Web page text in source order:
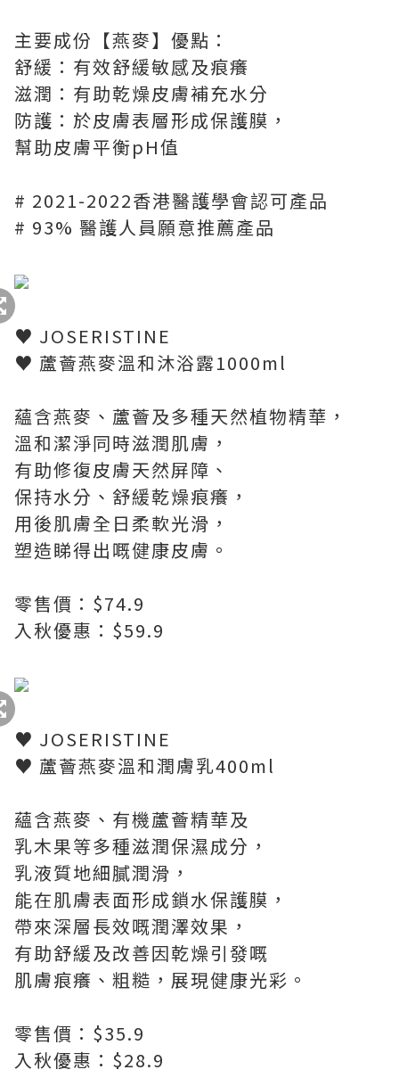
主要成份【燕麥】優點：
舒緩：有效舒緩敏感及痕癢
滋潤：有助乾燥皮膚補充水分
防護：於皮膚表層形成保護膜，
幫助皮膚平衡pH值
# 2021-2022香港醫護學會認可產品
# 93% 醫護人員願意推薦產品
♥ JOSERISTINE
♥ 蘆薈燕麥溫和沐浴露1000ml
蘊含燕麥、蘆薈及多種天然植物精華，
溫和潔淨同時滋潤肌膚，
有助修復皮膚天然屏障、
保持水分、舒緩乾燥痕癢，
用後肌膚全日柔軟光滑，
塑造睇得出嘅健康皮膚。
零售價：$74.9
入秋優惠：$59.9
♥ JOSERISTINE
♥ 蘆薈燕麥溫和潤膚乳400ml
蘊含燕麥、有機蘆薈精華及
乳木果等多種滋潤保濕成分，
乳液質地細膩潤滑，
能在肌膚表面形成鎖水保護膜，
帶來深層長效嘅潤澤效果，
有助舒緩及改善因乾燥引發嘅
肌膚痕癢、粗糙，展現健康光彩。
零售價：$35.9
入秋優惠：$28.9